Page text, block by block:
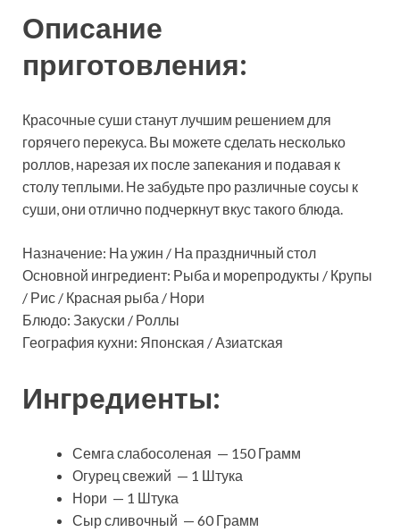
Описание
приготовления:
Красочные суши станут лучшим решением для
горячего перекуса. Вы можете сделать несколько
роллов, нарезая их после запекания и подавая к
столу теплыми. Не забудьте про различные соусы к
суши, они отлично подчеркнут вкус такого блюда.
Назначение: На ужин / На праздничный стол
Основной ингредиент: Рыба и морепродукты / Крупы
/ Рис / Красная рыба / Нори
Блюдо: Закуски / Роллы
География кухни: Японская / Азиатская
Ингредиенты:
Семга слабосоленая — 150 Грамм
Огурец свежий — 1 Штука
Нори — 1 Штука
Сыр сливочный — 60 Грамм